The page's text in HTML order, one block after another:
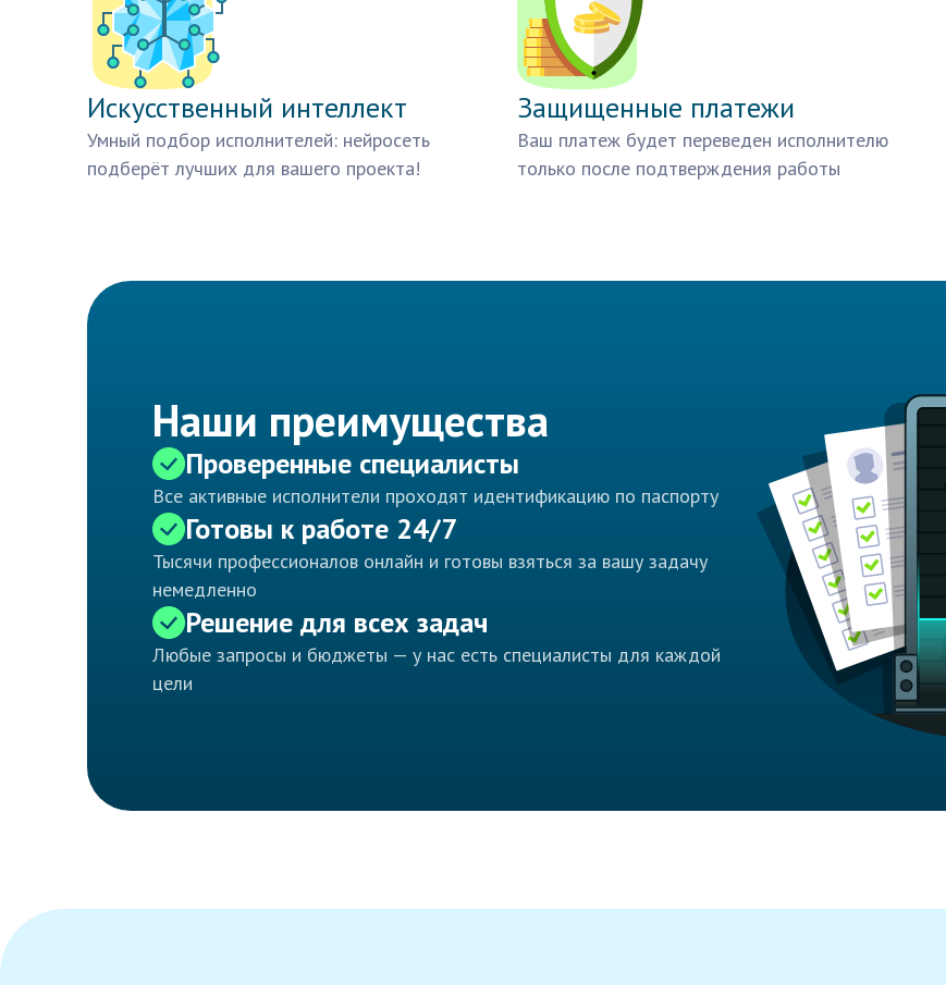
Искусственный интеллект
Умный подбор исполнителей: нейросеть
подберёт лучших для вашего проекта!
Защищенные платежи
Ваш платеж будет переведен исполнителю
только после подтверждения работы
Наши преимущества
Проверенные специалисты
Все активные исполнители проходят идентификацию по паспорту
Готовы к работе 24/7
Тысячи профессионалов онлайн и готовы взяться за вашу задачу
немедленно
Решение для всех задач
Любые запросы и бюджеты — у нас есть специалисты для каждой
цели